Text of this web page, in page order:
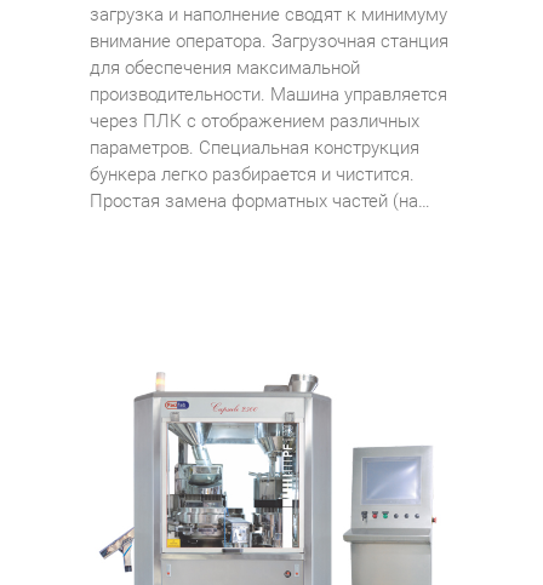
загрузка и наполнение сводят к минимуму
внимание оператора. Загрузочная станция
для обеспечения максимальной
производительности. Машина управляется
через ПЛК с отображением различных
параметров. Специальная конструкция
бункера легко разбирается и чистится.
Простая замена форматных частей (на…